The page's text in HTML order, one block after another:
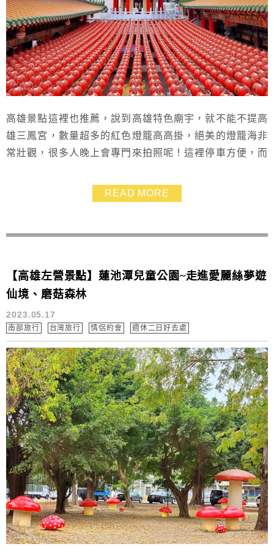
高雄景點這裡也推薦，說到高雄特色廟宇，就不能不提高
雄三鳳宮，數量超多的紅色燈籠高高掛，絕美的燈籠海非
常壯觀，很多人晚上會專門來拍照呢！這裡停車方便，而
READ MORE
【高雄左營景點】蓮池潭兒童公園~走進愛麗絲夢遊
仙境、磨菇森林
2023.05.17
南部旅行 台灣旅行 情侶約會 週休二日好去處